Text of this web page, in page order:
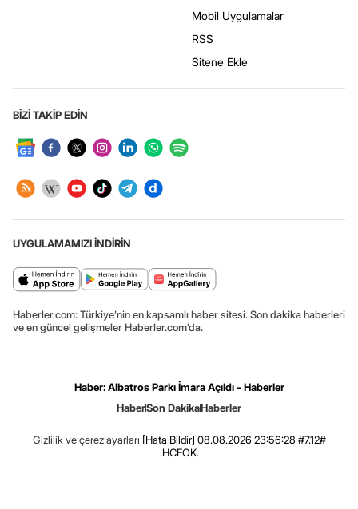
Mobil Uygulamalar
RSS
Sitene Ekle
BİZİ TAKİP EDİN
UYGULAMAMIZI İNDİRİN
Haberler.com: Türkiye’nin en kapsamlı haber sitesi. Son dakika haberleri
ve en güncel gelişmeler Haberler.com’da.
Haber: Albatros Parkı İmara Açıldı - Haberler
HaberSon DakikaHaberler
Gizlilik ve çerez ayarları [Hata Bildir] 08.08.2026 23:56:28 #7.12#
.HCFOK.